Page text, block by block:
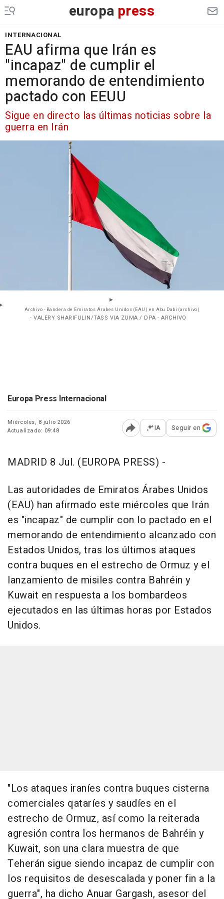
europa press
INTERNACIONAL
EAU afirma que Irán es
"incapaz" de cumplir el
memorando de entendimiento
pactado con EEUU
Sigue en directo las últimas noticias sobre la
guerra en Irán
Archivo - Bandera de Emiratos Árabes Unidos (EAU) en Abu Dabi (archivo)
- VALERY SHARIFULIN/TASS VIA ZUMA / DPA - ARCHIVO
Europa Press Internacional
Miércoles, 8 julio 2026
Actualizado: 09:48
Abrir opciones para
IA Seguir en
MADRID 8 Jul. (EUROPA PRESS) -
Las autoridades de Emiratos Árabes Unidos
(EAU) han afirmado este miércoles que Irán
es "incapaz" de cumplir con lo pactado en el
memorando de entendimiento alcanzado con
Estados Unidos, tras los últimos ataques
contra buques en el estrecho de Ormuz y el
lanzamiento de misiles contra Bahréin y
Kuwait en respuesta a los bombardeos
ejecutados en las últimas horas por Estados
Unidos.
"Los ataques iraníes contra buques cisterna
comerciales qataríes y saudíes en el
estrecho de Ormuz, así como la reiterada
agresión contra los hermanos de Bahréin y
Kuwait, son una clara muestra de que
Teherán sigue siendo incapaz de cumplir con
los requisitos de desescalada y poner fin a la
guerra", ha dicho Anuar Gargash, asesor del